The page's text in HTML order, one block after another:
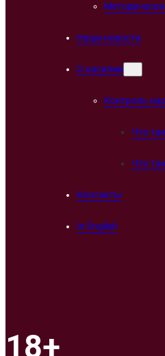
Наши новости
О насилии
Контроль
Что
Что
Контакты
In English
18+